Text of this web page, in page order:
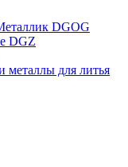
DGOG
DGZ
металлы для литья